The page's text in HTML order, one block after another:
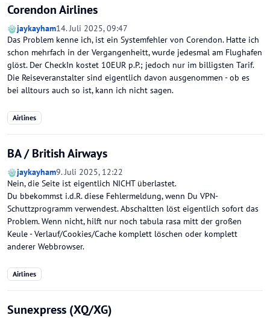
Corendon Airlines
jaykayham14. Juli 2025, 09:47
Das Problem kenne ich, ist ein Systemfehler von Corendon. Hatte ich
schon mehrfach in der Vergangenheitt, wurde jedesmal am Flughafen
glöst. Der CheckIn kostet 10EUR p.P.; jedoch nur im billigsten Tarif.
Die Reiseveranstalter sind eigentlich davon ausgenommen - ob es
bei alltours auch so ist, kann ich nicht sagen.
Airlines
BA / British Airways
jaykayham9. Juli 2025, 12:22
Nein, die Seite ist eigentlich NICHT überlastet.
Du bbekommst i.d.R. diese Fehlermeldung, wenn Du VPN-
Schuttzprogramm verwendest. Abschaltten löst eigentlich sofort das
Problem. Wenn nicht, hilft nur noch tabula rasa mitt der großen
Keule - Verlauf/Cookies/Cache komplett löschen oder komplett
anderer Webbrowser.
Airlines
Sunexpress (XQ/XG)